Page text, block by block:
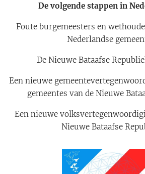
De volgende stappen in
Foute burgemeesters en
Nederlandse
De Nieuwe Bataafse
Een nieuwe
gemeentes van de Nieuwe
Een nieuwe
Nieuwe Bataafse